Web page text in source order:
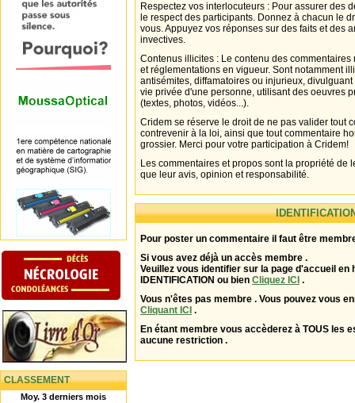
CLASSEMENT
Moy. 3 derniers mois
Respectez vos interlocuteurs : Pour assurer des
le respect des participants. Donnez à chacun le
vous. Appuyez vos réponses sur des faits et des
invectives.
Contenus illicites : Le contenu des
et réglementations en vigueur. Sont notamment
antisémites, diffamatoires ou injurieux,
vie privée d'une personne, utilisant des oeuvres
(textes, photos, vidéos...).
Cridem se réserve le droit de ne pas valider tout
contrevenir à la loi, ainsi que tout commentaire
grossier. Merci pour votre participation à Cridem!
Les commentaires et propos sont la propriété de
que leur avis, opinion et responsabilité.
Pour poster un commentaire il faut être
Si vous avez déjà un accès membre .
Veuillez vous identifier sur la page d'accueil en
IDENTIFICATION ou bien Cliquez ICI .
Vous n'êtes pas membre . Vous pouvez vous
Cliquant ICI .
En étant membre vous accèderez à TOUS les
aucune restriction .